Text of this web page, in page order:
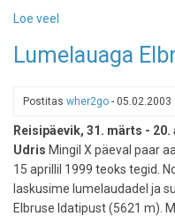
Loe veel
Kaukaasiasse
Lumelauaga
Postitas wher2go - 05.02.2003
Reisipäevik, 31. märts -
Udris Mingil X päeval paar
15 aprillil 1999 teoks tegid.
laskusime lumelaudadel ja
Elbruse Idatipust (5621 m).